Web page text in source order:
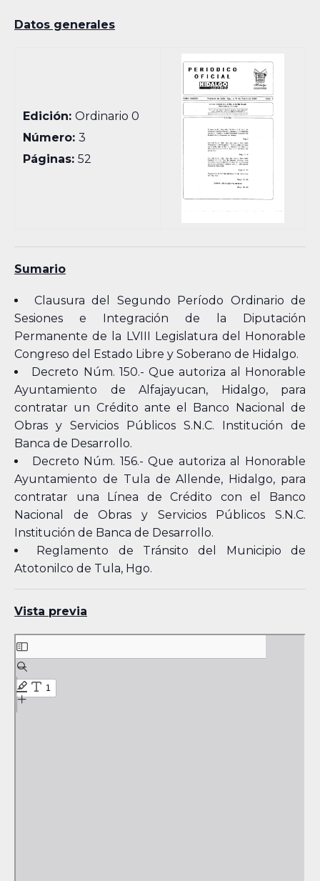
Datos generales
Edición:Ordinario 0
Número:3
Páginas:52
Sumario
Clausura del Segundo Período Ordinario de
Sesiones e Integración de la Diputación
Permanente de la LVIII Legislatura del Honorable
Congreso del Estado Libre y Soberano de Hidalgo.
Decreto Núm. 150.- Que autoriza al Honorable
Ayuntamiento de Alfajayucan, Hidalgo, para
contratar un Crédito ante el Banco Nacional de
Obras y Servicios Públicos S.N.C. Institución de
Banca de Desarrollo.
Decreto Núm. 156.- Que autoriza al Honorable
Ayuntamiento de Tula de Allende, Hidalgo, para
contratar una Línea de Crédito con el Banco
Nacional de Obras y Servicios Públicos S.N.C.
Institución de Banca de Desarrollo.
Reglamento de Tránsito del Municipio de
Atotonilco de Tula, Hgo.
Vista previa
Skip
to
PDF
content